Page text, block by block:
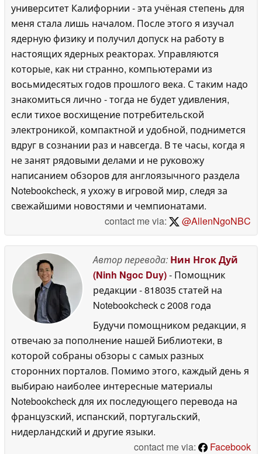
университет Калифорнии - эта учёная степень для
меня стала лишь началом. После этого я изучал
ядерную физику и получил допуск на работу в
настоящих ядерных реакторах. Управляются
которые, как ни странно, компьютерами из
восьмидесятых годов прошлого века. С таким надо
знакомиться лично - тогда не будет удивления,
если тихое восхищение потребительской
электроникой, компактной и удобной, поднимется
вдруг в сознании раз и навсегда. В те часы, когда я
не занят рядовыми делами и не руковожу
написанием обзоров для англоязычного раздела
Notebookcheck, я ухожу в игровой мир, следя за
свежайшими новостями и чемпионатами.
contact me via:
@AllenNgoNBC
Автор перевода: Нин Нгок Дуй
(Ninh Ngoc Duy)- Помощник
редакции - 818035 статей на
Notebookcheckc 2008 года
Будучи помощником редакции, я
отвечаю за пополнение нашей Библиотеки, в
которой собраны обзоры с самых разных
сторонних порталов. Помимо этого, каждый день я
выбираю наиболее интересные материалы
Notebookcheck для их последующего перевода на
французский, испанский, португальский,
нидерландский и другие языки.
contact me via:
Facebook